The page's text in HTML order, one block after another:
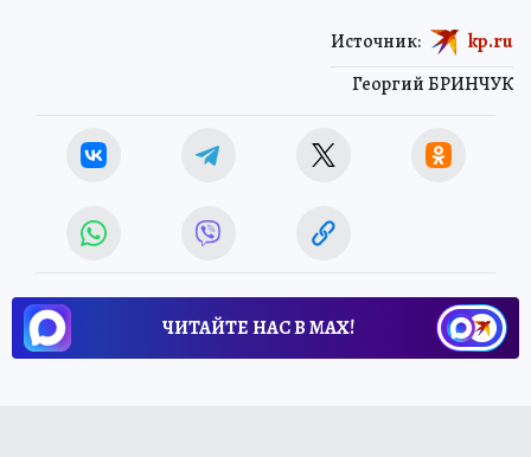
Георгий БРИНЧУК
Источник: kp.ru
ЧИТАЙТЕ НАС В МАХ!